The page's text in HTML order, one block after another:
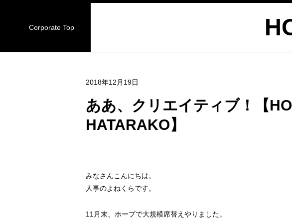
Corporate Top
2018年12月19日
ああ、クリエイティブ！【
HATARAKO】
みなさんこんにちは。
人事のよねくらです。
11月末、ホープで大規模席替えやりました。